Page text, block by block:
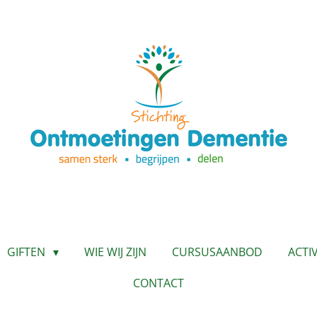
GIFTEN WIE WIJ ZIJN CURSUSAANBOD
CONTACT